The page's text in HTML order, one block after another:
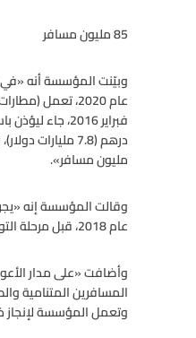
85 مليون مسافر
عام 2020،
مليون مسافر».
عام 2018، قبل مرحلة التوسعة الثانية التي ستتيح استيعاب النمو المتوقع في قطاع الطيران بدبي في المستقبل».
وتعمل المؤسسة